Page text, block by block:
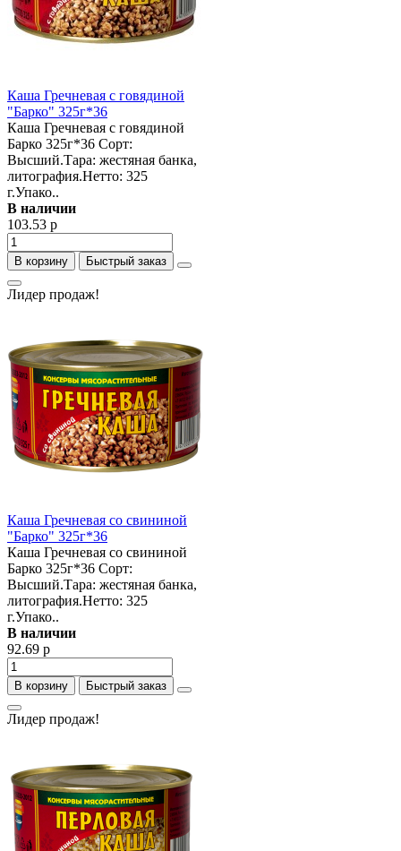
Каша Гречневая с говядиной
"Барко" 325г*36
Каша Гречневая с говядиной
Барко 325г*36 Сорт:
Высший.Тара: жестяная банка,
литография.Нетто: 325
г.Упако..
В наличии
103.53 р
В корзину Быстрый заказ
Лидер продаж!
Каша Гречневая со свининой
"Барко" 325г*36
Каша Гречневая со свининой
Барко 325г*36 Сорт:
Высший.Тара: жестяная банка,
литография.Нетто: 325
г.Упако..
В наличии
92.69 р
В корзину Быстрый заказ
Лидер продаж!